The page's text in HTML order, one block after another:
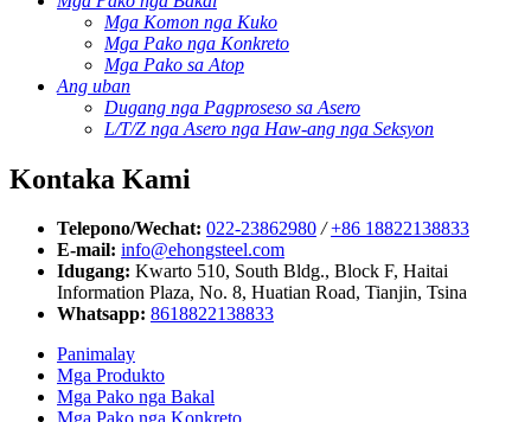
Mga Komon nga Kuko
Mga Pako nga Konkreto
Mga Pako sa Atop
Ang uban
Dugang nga Pagproseso sa Asero
L/T/Z nga Asero nga Haw-ang nga Seksyon
Kontaka Kami
Telepono/Wechat: 022-23862980 / +86 18822138833
E-mail: info@ehongsteel.com
Idugang: Kwarto 510, South Bldg., Block F, Haitai
Information Plaza, No. 8, Huatian Road, Tianjin, Tsina
Whatsapp: 8618822138833
Panimalay
Mga Produkto
Mga Pako nga Bakal